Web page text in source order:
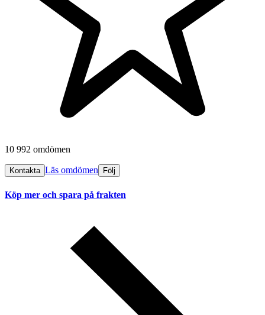
10 992 omdömen
Kontakta Läs omdömen Följ
Köp mer och spara på frakten